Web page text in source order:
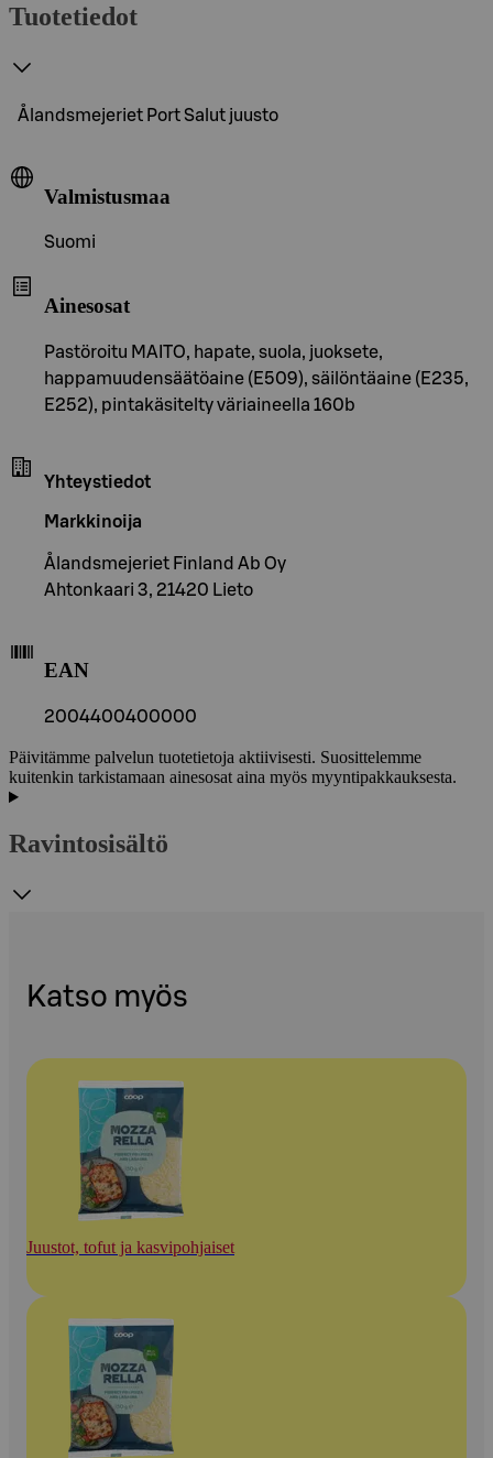
Tuotetiedot
Ålandsmejeriet Port Salut juusto
Valmistusmaa
Suomi
Ainesosat
Pastöroitu MAITO, hapate, suola, juoksete,
happamuudensäätöaine (E509), säilöntäaine (E235,
E252), pintakäsitelty väriaineella 160b
Yhteystiedot
Markkinoija
Ålandsmejeriet Finland Ab Oy
Ahtonkaari 3, 21420 Lieto
EAN
2004400400000
Päivitämme palvelun tuotetietoja aktiivisesti. Suosittelemme
kuitenkin tarkistamaan ainesosat aina myös myyntipakkauksesta.
Ravintosisältö
Katso myös
Juustot, tofut ja kasvipohjaiset